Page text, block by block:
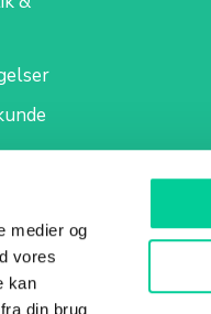
medier og
vores
kan
din brug